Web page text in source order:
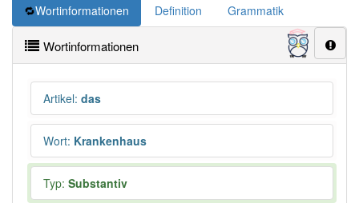
Wortinformationen Definition Grammatik
Wortinformationen
Artikel: das
Wort: Krankenhaus
Typ: Substantiv